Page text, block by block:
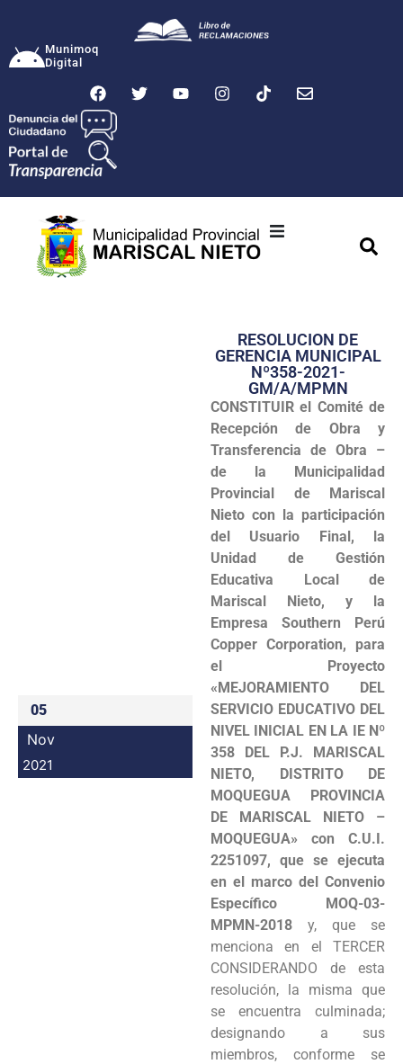
Munimoq
Digital
Transparencia
Seguridad
Programas
Intranet
05
Nov
2021
RESOLUCION DE
GERENCIA MUNICIPAL
Nº358-2021-
GM/A/MPMN
CONSTITUIR el Comité de
Recepción de Obra y
Transferencia de Obra –
de la Municipalidad
Provincial de Mariscal
Nieto con la participación
del Usuario Final, la
Unidad de Gestión
Educativa Local de
Mariscal Nieto, y la
Empresa Southern Perú
Copper Corporation, para
el Proyecto
«MEJORAMIENTO DEL
SERVICIO EDUCATIVO DEL
NIVEL INICIAL EN LA IE Nº
358 DEL P.J. MARISCAL
NIETO, DISTRITO DE
MOQUEGUA PROVINCIA
DE MARISCAL NIETO –
MOQUEGUA» con C.U.I.
2251097, que se ejecuta
en el marco del Convenio
Específico MOQ-03-
MPMN-2018 y, que se
menciona en el TERCER
CONSIDERANDO de esta
resolución, la misma que
se encuentra culminada;
designando a sus
miembros, conforme se